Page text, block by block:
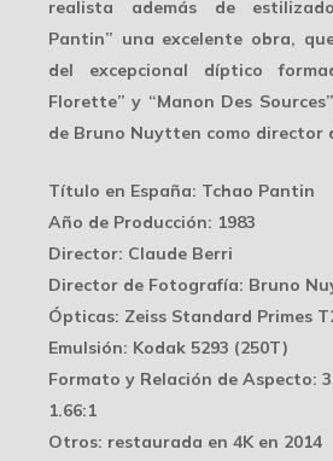
realista además de
Pantin” una excelente obra,
del excepcional díptico
Florette” y “Manon Des
de Bruno Nuytten como director
Título en España: Tchao Pantin
Año de Producción: 1983
Director: Claude Berri
Director de Fotografía: Bruno
Ópticas: Zeiss Standard Primes
Emulsión: Kodak 5293 (250T)
Formato y Relación de Aspecto:
1.66:1
Otros: restaurada en 4K en 2014